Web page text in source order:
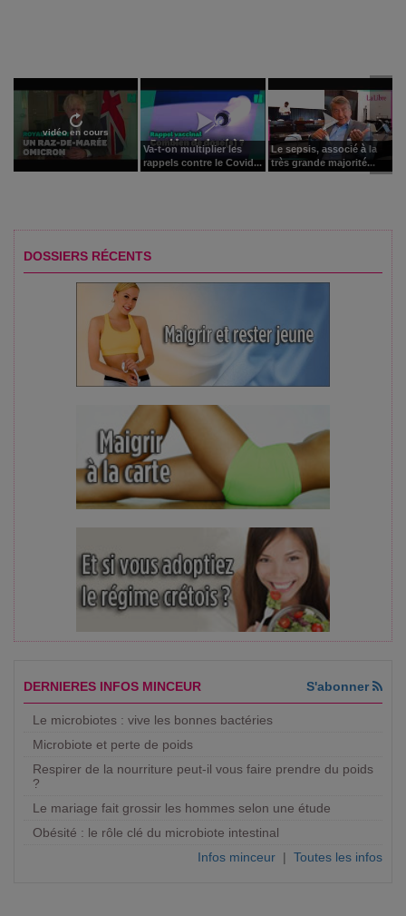
vidéo en cours
Va-t-on multiplier les
rappels contre le Covid...
Le sepsis, associé à la
très grande majorité...
DOSSIERS RÉCENTS
DERNIERES INFOS MINCEUR S'abonner
Le microbiotes : vive les bonnes bactéries
Microbiote et perte de poids
Respirer de la nourriture peut-il vous faire prendre du poids
?
Le mariage fait grossir les hommes selon une étude
Obésité : le rôle clé du microbiote intestinal
Infos minceur | Toutes les infos